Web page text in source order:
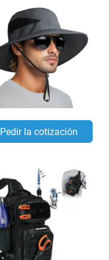
Pedir la cotización